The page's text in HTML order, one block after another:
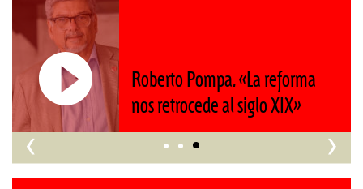
Roberto Pompa. «La reforma
nos retrocede al siglo XIX»
‹ ›